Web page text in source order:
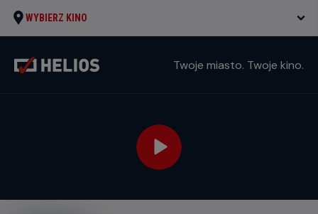
WYBIERZ KINO
Twoje miasto. Twoje kino.